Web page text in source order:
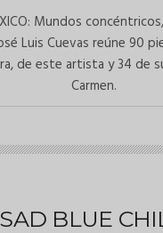
Mundos
Luis Cuevas reúne 90
de este artista y 34 de
Carmen.
SAD BLUE